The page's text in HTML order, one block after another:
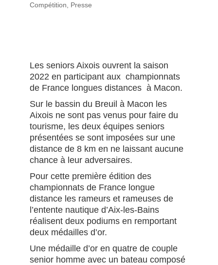
Compétition
Presse
Les seniors Aixois ouvrent la saison
2022 en participant aux championnats
de France longues distances à Macon.
Sur le bassin du Breuil à Macon les
Aixois ne sont pas venus pour faire du
tourisme, les deux équipes seniors
présentées se sont imposées sur une
distance de 8 km en ne laissant aucune
chance à leur adversaires.
Pour cette première édition des
championnats de France longue
distance les rameurs et rameuses de
l’entente nautique d’Aix-les-Bains
réalisent deux podiums en remportant
deux médailles d’or.
Une médaille d’or en quatre de couple
senior homme avec un bateau composé